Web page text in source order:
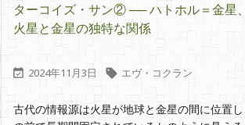
ターコイズ・サン② ── ハトホル＝金星
火星と金星の独特な関係
 2024年11月3日  エヴ・コクラン
古代の情報源は火星が地球と金星の間に位置